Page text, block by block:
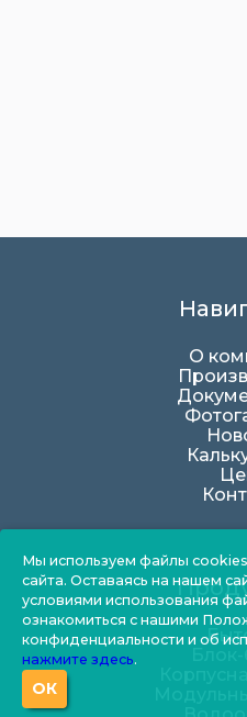
О
Мы используем файлы
сайта. Оставаясь на нашем
условиями использования
ознакомиться с нашими
конфиденциальности и об
нажмите здесь.
ОК